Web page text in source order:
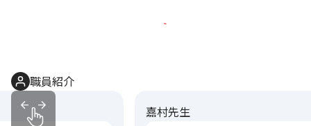
職員紹介
嘉村先生